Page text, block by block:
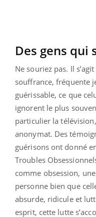
Des gens qui
Ne souriez pas. Il
souffrance, fréquente
guérissable, ce que
ignorent le plus
particulier la
anonymat. Des
guérisons ont donné
Troubles
comme obsession,
personne bien que
absurde, ridicule et
esprit, cette lutte